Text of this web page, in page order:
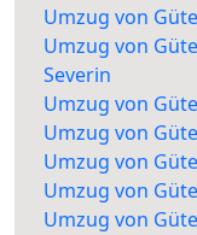
Umzug von
Umzug von
Severin
Umzug von
Umzug von
Umzug von
Umzug von
Umzug von